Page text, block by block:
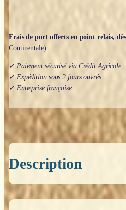
Frais de port offerts en point relais,
Continentale).
✓ Paiement sécurisé via Crédit Agricole
✓ Expédition sous 2 jours ouvrés
✓ Entreprise française
Description